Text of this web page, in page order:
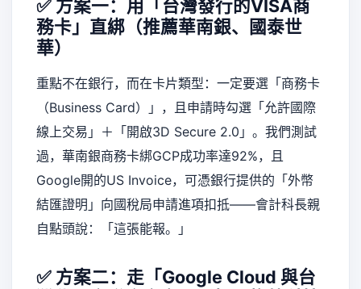
✅ 方案一：用「台灣發行的VISA商
務卡」直綁（推薦華南銀、國泰世
華）
重點不在銀行，而在卡片類型：一定要選「商務卡
（Business Card）」，且申請時勾選「允許國際
線上交易」＋「開啟3D Secure 2.0」。我們測試
過，華南銀商務卡綁GCP成功率達92%，且
Google開的US Invoice，可憑銀行提供的「外幣
結匯證明」向國稅局申請進項扣抵——會計科長親
自點頭說：「這張能報。」
✅ 方案二：走「Google Cloud 與台